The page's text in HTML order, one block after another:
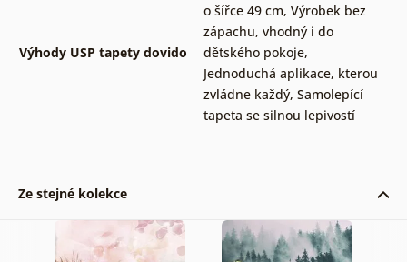
Výhody USP tapety dovido
o šířce 49 cm, Výrobek bez
zápachu, vhodný i do
dětského pokoje,
Jednoduchá aplikace, kterou
zvládne každý, Samolepící
tapeta se silnou lepivostí
Ze stejné kolekce